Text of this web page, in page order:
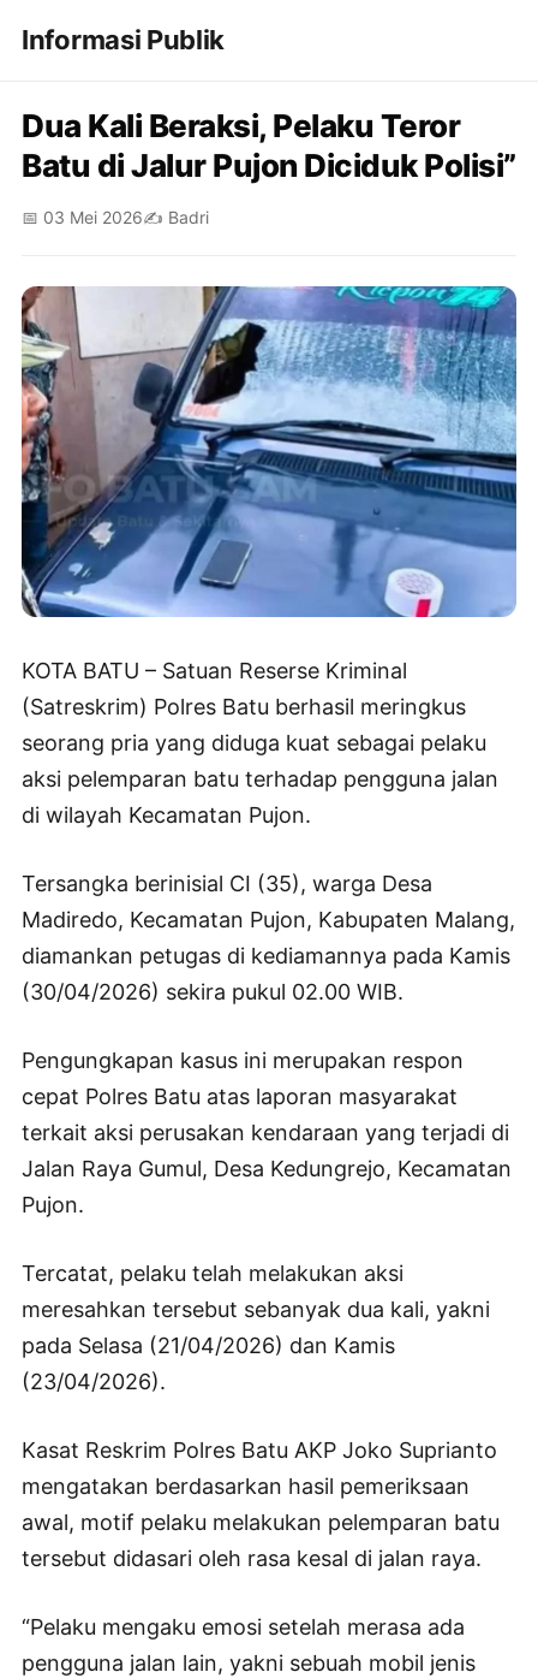
Informasi Publik
Dua Kali Beraksi, Pelaku Teror
Batu di Jalur Pujon Diciduk Polisi”
📅 03 Mei 2026✍️ Badri
KOTA BATU – Satuan Reserse Kriminal
(Satreskrim) Polres Batu berhasil meringkus
seorang pria yang diduga kuat sebagai pelaku
aksi pelemparan batu terhadap pengguna jalan
di wilayah Kecamatan Pujon.
Tersangka berinisial CI (35), warga Desa
Madiredo, Kecamatan Pujon, Kabupaten Malang,
diamankan petugas di kediamannya pada Kamis
(30/04/2026) sekira pukul 02.00 WIB.
Pengungkapan kasus ini merupakan respon
cepat Polres Batu atas laporan masyarakat
terkait aksi perusakan kendaraan yang terjadi di
Jalan Raya Gumul, Desa Kedungrejo, Kecamatan
Pujon.
Tercatat, pelaku telah melakukan aksi
meresahkan tersebut sebanyak dua kali, yakni
pada Selasa (21/04/2026) dan Kamis
(23/04/2026).
Kasat Reskrim Polres Batu AKP Joko Suprianto
mengatakan berdasarkan hasil pemeriksaan
awal, motif pelaku melakukan pelemparan batu
tersebut didasari oleh rasa kesal di jalan raya.
“Pelaku mengaku emosi setelah merasa ada
pengguna jalan lain, yakni sebuah mobil jenis